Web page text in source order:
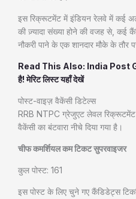
इस रिक्रूटमेंट में इंडियन रेलवे में कई
की ज़्यादा संख्या होने की वजह से, कई
नौकरी पाने के एक शानदार मौके के तौर
Read This Also: India Post
है! मेरिट लिस्ट यहाँ देखें
पोस्ट-वाइज़ वैकेंसी डिटेल्स
RRB NTPC ग्रेजुएट लेवल
वैकेंसी का बंटवारा नीचे दिया गया है।
चीफ कमर्शियल कम टिकट सुपरवाइजर
कुल पोस्ट: 161
इस पोस्ट के लिए चुने गए कैंडिडेट्स